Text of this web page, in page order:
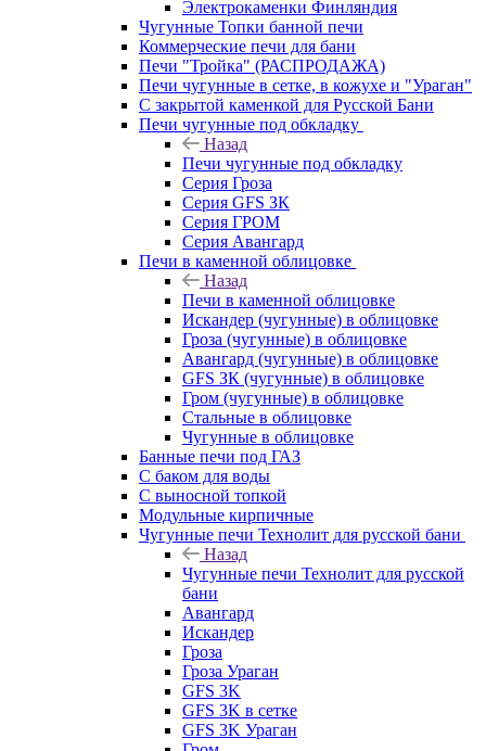
Электрокаменки Финляндия
Чугунные Топки банной печи
Коммерческие печи для бани
Печи "Тройка" (РАСПРОДАЖА)
Печи чугунные в сетке, в кожухе и "Ураган"
С закрытой каменкой для Русской Бани
Печи чугунные под обкладку
Назад
Печи чугунные под обкладку
Серия Гроза
Серия GFS ЗК
Серия ГРОМ
Серия Авангард
Печи в каменной облицовке
Назад
Печи в каменной облицовке
Искандер (чугунные) в облицовке
Гроза (чугунные) в облицовке
Авангард (чугунные) в облицовке
GFS ЗК (чугунные) в облицовке
Гром (чугунные) в облицовке
Стальные в облицовке
Чугунные в облицовке
Банные печи под ГАЗ
С баком для воды
С выносной топкой
Модульные кирпичные
Чугунные печи Технолит для русской бани
Назад
Чугунные печи Технолит для русской
бани
Авангард
Искандер
Гроза
Гроза Ураган
GFS 3K
GFS 3K в сетке
GFS 3K Ураган